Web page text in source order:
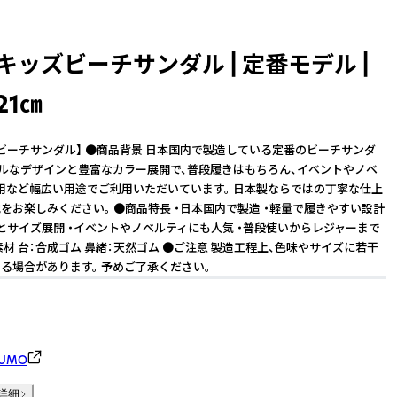
ッズビーチサンダル | 定番モデル |
㎝
ーチサンダル】 ●商品背景 日本国内で製造している定番のビーチサンダ
なデザインと豊富なカラー展開で、普段履きはもちろん、イベントやノベ
など幅広い用途でご利用いただいています。 日本製ならではの丁寧な仕上
お楽しみください。 ●商品特長 ・日本国内で製造 ・軽量で履きやすい設計
サイズ展開 ・イベントやノベルティにも人気 ・普段使いからレジャーまで
台：合成ゴム 鼻緒：天然ゴム ●ご注意 製造工程上、色味やサイズに若干
場合があります。 予めご了承ください。
細